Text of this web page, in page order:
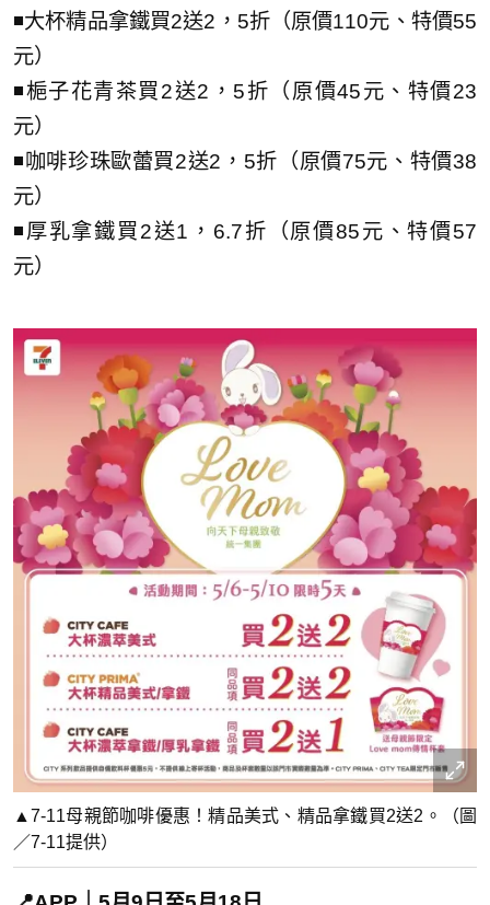
◾大杯精品拿鐵買2送2，5折（原價110元、特價55
元）
◾梔子花青茶買2送2，5折（原價45元、特價23
元）
◾咖啡珍珠歐蕾買2送2，5折（原價75元、特價38
元）
◾厚乳拿鐵買2送1，6.7折（原價85元、特價57
元）
▲7-11母親節咖啡優惠！精品美式、精品拿鐵買2送2。（圖
／7-11提供）